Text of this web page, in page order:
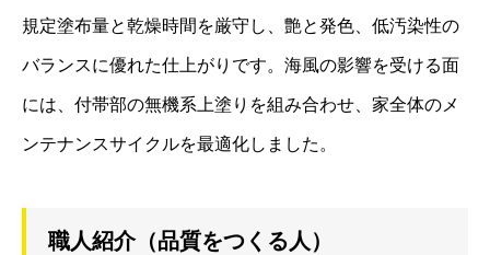
規定塗布量と乾燥時間を厳守し、艶と発色、低汚染性の
バランスに優れた仕上がりです。海風の影響を受ける面
には、付帯部の無機系上塗りを組み合わせ、家全体のメ
ンテナンスサイクルを最適化しました。
職人紹介（品質をつくる人）